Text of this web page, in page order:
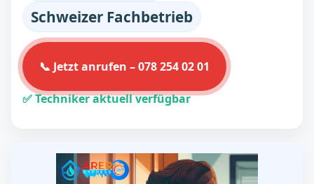
Schweizer Fachbetrieb
📞 Jetzt anrufen – 078 254 02 01
✅ Techniker aktuell verfügbar